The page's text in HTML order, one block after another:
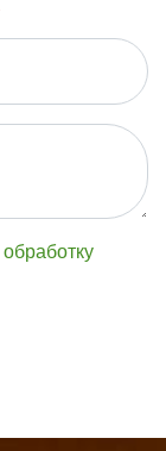
обработку